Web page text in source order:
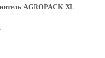
AGROPACK XL